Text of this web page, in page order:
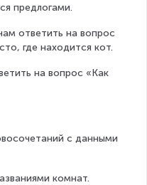
предлогами.
ответить на вопрос
где находится кот.
на вопрос «Как
с данными
комнат.